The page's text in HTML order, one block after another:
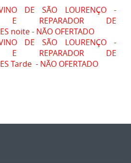
DE SÃO LOURENÇO -
E REPARADOR DE
noite - NÃO OFERTADO
DE SÃO LOURENÇO -
E REPARADOR DE
Tarde - NÃO OFERTADO